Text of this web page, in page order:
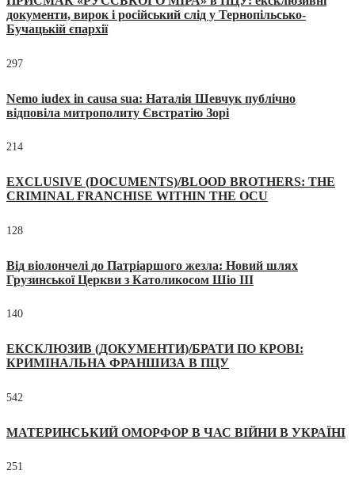
документи, вирок і російський слід у Тернопільсько-
Бучацькій єпархії
297
Nemo iudex in causa sua: Наталія Шевчук публічно
відповіла митрополиту Євстратію Зорі
214
EXCLUSIVE (DOCUMENTS)/BLOOD BROTHERS: THE
CRIMINAL FRANCHISE WITHIN THE OCU
128
Від віолончелі до Патріаршого жезла: Новий шлях
Грузинської Церкви з Католикосом Шіо III
140
ЕКСКЛЮЗИВ (ДОКУМЕНТИ)/БРАТИ ПО КРОВІ:
КРИМІНАЛЬНА ФРАНШИЗА В ПЦУ
542
МАТЕРИНСЬКИЙ ОМОРФОР В ЧАС ВІЙНИ В УКРАЇНІ
251